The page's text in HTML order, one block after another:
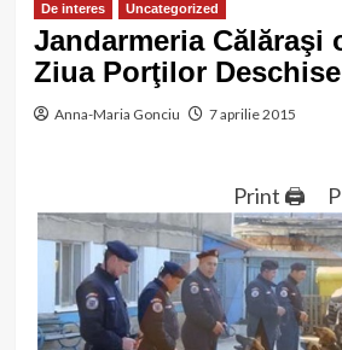
De interes Uncategorized
Jandarmeria Călăraşi
Ziua Porţilor Deschise
Anna-Maria Gonciu 7 aprilie 2015
Print 🖨